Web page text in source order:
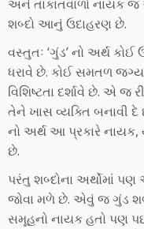
અને તાકાતવાળો નાયક જ
શબ્દો આનું ઉદાહરણ છે.
વસ્તુતઃ ‘ગુંડ’ નો અર્થ
ધરાવે છે. કોઈ સમતળ
વિશિષ્ટતા દર્શાવે છે. એ
તેને ખાસ વ્યક્તિ બનાવી
નો અર્થ આ પ્રકારે નાયક,
છે.
પરંતુ શબ્દોના અર્થોમાં
જોવા મળે છે. એવું જ ગુંડ
સમૂહનો નાયક હતો પણ